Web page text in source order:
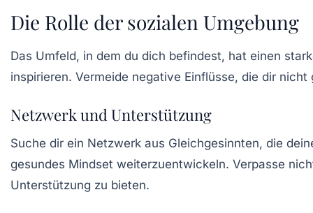
Die Rolle der sozialen Umgebung
Das Umfeld, in dem du dich befindest, hat einen
inspirieren. Vermeide negative Einflüsse, die dir
Netzwerk und Unterstützung
Suche dir ein Netzwerk aus Gleichgesinnten, die
gesundes Mindset weiterzuentwickeln. Verpasse
Unterstützung zu bieten.